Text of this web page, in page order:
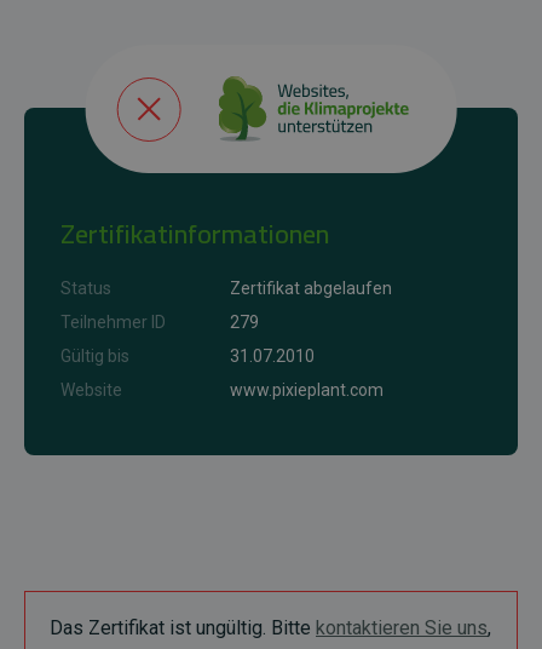
Zertifikatinformationen
Status
Zertifikat abgelaufen
Teilnehmer ID
279
Gültig bis
31.07.2010
Website
www.pixieplant.com
Das Zertifikat ist ungültig. Bitte kontaktieren Sie uns,